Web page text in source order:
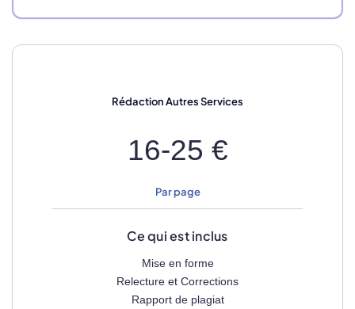
RédactionAutres Services
16-25 €
Par page
Ce qui est inclus
Mise en forme
Relecture et Corrections
Rapport de plagiat